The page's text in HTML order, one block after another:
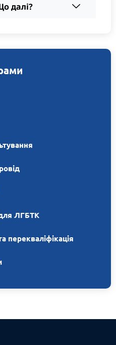
далі?
ЛГБТК
перекваліфікація